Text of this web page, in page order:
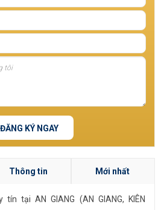
ĐĂNG KÝ NGAY
Thông tin Mới nhất
tại AN GIANG (AN GIANG, KIÊN